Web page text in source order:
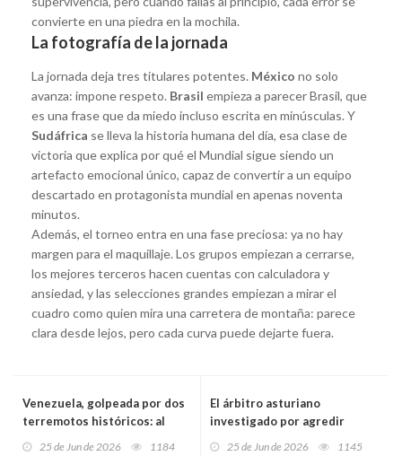
convierte en una piedra en la mochila.
La fotografía de la jornada
La jornada deja tres titulares potentes. México no solo
avanza: impone respeto. Brasil empieza a parecer Brasil, que
es una frase que da miedo incluso escrita en minúsculas. Y
Sudáfrica se lleva la historia humana del día, esa clase de
victoria que explica por qué el Mundial sigue siendo un
artefacto emocional único, capaz de convertir a un equipo
descartado en protagonista mundial en apenas noventa
minutos.
Además, el torneo entra en una fase preciosa: ya no hay
margen para el maquillaje. Los grupos empiezan a cerrarse,
los mejores terceros hacen cuentas con calculadora y
ansiedad, y las selecciones grandes empiezan a mirar el
cuadro como quien mira una carretera de montaña: parece
clara desde lejos, pero cada curva puede dejarte fuera.
Venezuela, golpeada por dos
terremotos históricos: al
25 de Jun de 2026 1184
El árbitro asturiano
investigado por agredir
25 de Jun de 2026 1145